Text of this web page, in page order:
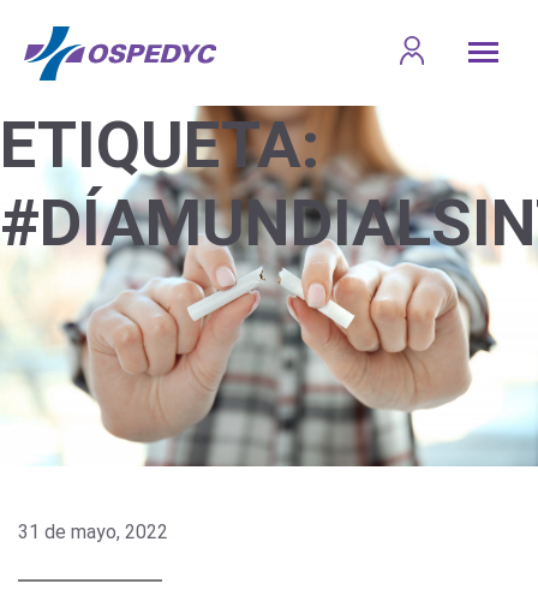
ETIQUETA:
31 de mayo, 2022